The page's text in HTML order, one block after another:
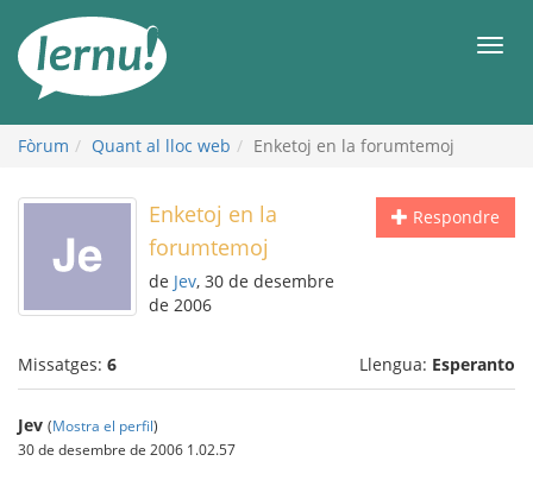
contingut
Fòrum Quant al lloc web Enketoj en la forumtemoj
Respondre
Enketoj en la
forumtemoj
de Jev, 30 de desembre
de 2006
Missatges: 6 Llengua: Esperanto
Jev (Mostra el perfil)
30 de desembre de 2006 1.02.57